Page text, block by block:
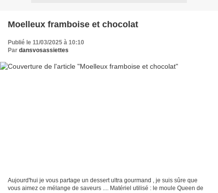
Moelleux framboise et chocolat
Publié le 11/03/2025 à 10:10
Par dansvosassiettes
Aujourd'hui je vous partage un dessert ultra gourmand , je suis sûre que
vous aimez ce mélange de saveurs .... Matériel utilisé : le moule Queen de